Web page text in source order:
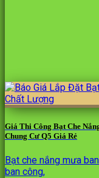
Giá Thi Công Bạt Che
Chung Cư Q5 Giá Rẻ
Bạt che nắng mưa
ban công,